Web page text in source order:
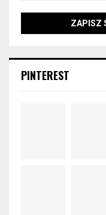
PINTEREST